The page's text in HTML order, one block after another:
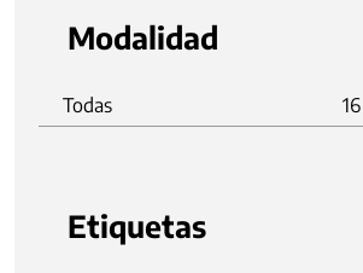
Modalidad
Todas 16
Etiquetas